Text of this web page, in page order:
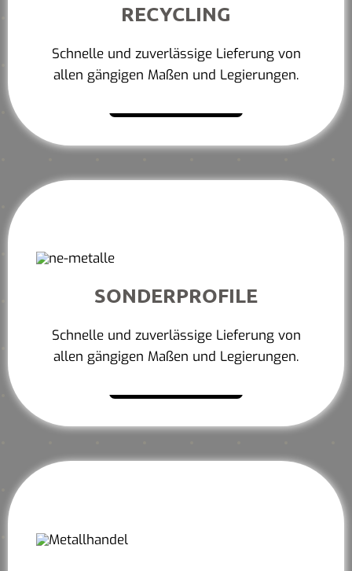
RECYCLING
Schnelle und zuverlässige Lieferung von
allen gängigen Maßen und Legierungen.
SONDERPROFILE
Schnelle und zuverlässige Lieferung von
allen gängigen Maßen und Legierungen.